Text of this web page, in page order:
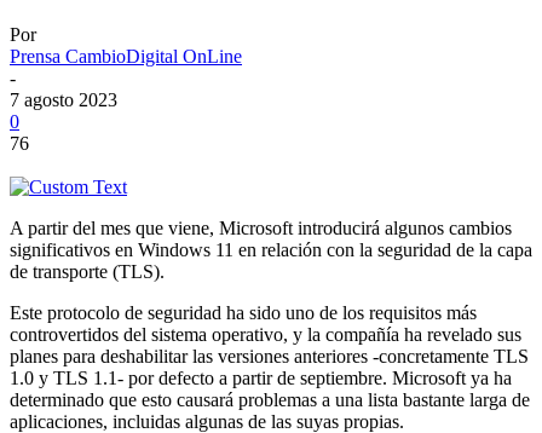
Por
Prensa CambioDigital OnLine
-
7 agosto 2023
0
76
A partir del mes que viene, Microsoft introducirá algunos cambios
significativos en Windows 11 en relación con la seguridad de la capa
de transporte (TLS).
Este protocolo de seguridad ha sido uno de los requisitos más
controvertidos del sistema operativo, y la compañía ha revelado sus
planes para deshabilitar las versiones anteriores -concretamente TLS
1.0 y TLS 1.1- por defecto a partir de septiembre. Microsoft ya ha
determinado que esto causará problemas a una lista bastante larga de
aplicaciones, incluidas algunas de las suyas propias.